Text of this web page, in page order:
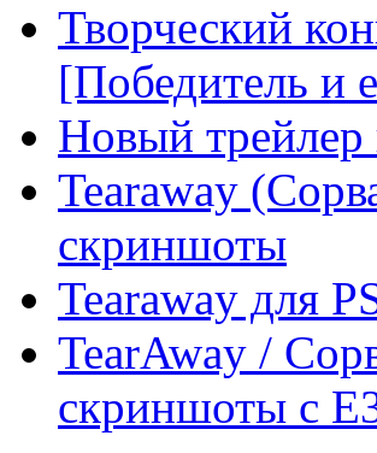
Творческий
[Победитель и
Новый
Tearaway
скриншоты
Tearaway для
TearAway /
скриншоты с